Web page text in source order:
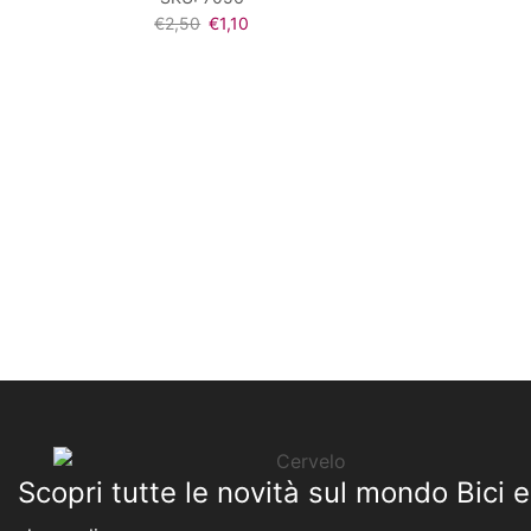
€2,50 Il€1,10
Scopri tutte le novità sul mondo Bici